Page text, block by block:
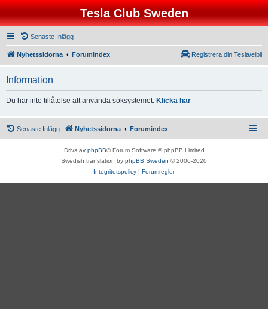
Tesla Club Sweden
Senaste Inlägg
Nyhetssidorna Forumindex Registrera din Tesla/elbil
Information
Du har inte tillåtelse att använda söksystemet. Klicka här
Senaste Inlägg Nyhetssidorna Forumindex
Drivs av phpBB® Forum Software © phpBB Limited
Swedish translation by phpBB Sweden © 2006-2020
Integritetspolicy | Forumregler